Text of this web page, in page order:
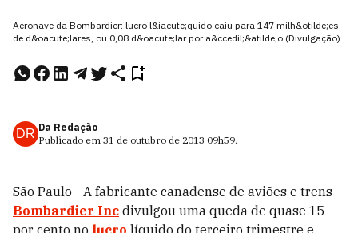
Aeronave da Bombardier: lucro l&iacute;quido caiu para 147 milh&otilde;es
de d&oacute;lares, ou 0,08 d&oacute;lar por a&ccedil;&atilde;o (Divulgação)
DR Da Redação
Publicado em 31 de outubro de 2013 09h59.
São Paulo - A fabricante canadense de aviões e trens
Bombardier Inc divulgou uma queda de quase 15
por cento no lucro líquido do terceiro trimestre e